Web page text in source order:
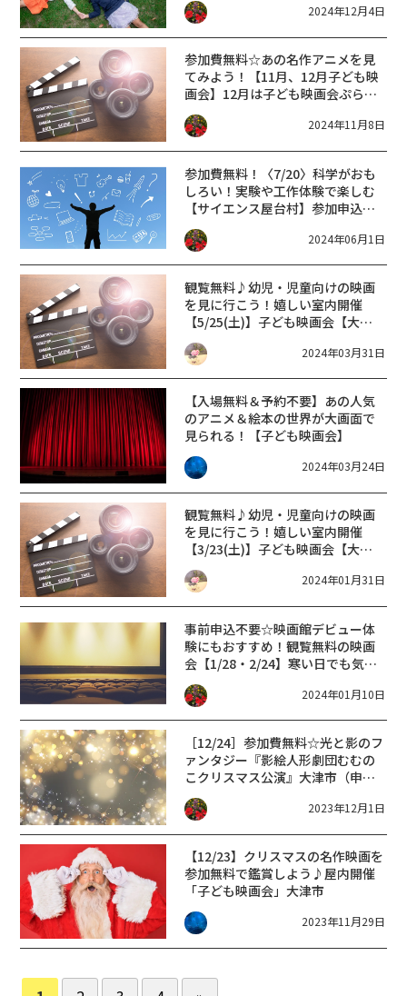
2024年12月4日
参加費無料☆あの名作アニメを見
てみよう！【11月、12月子ども映
画会】12月は子ども映画会ぷらす
でお楽しみ会も開催☆
2024年11月8日
参加費無料！〈7/20〉科学がおも
しろい！実験や工作体験で楽しむ
【サイエンス屋台村】参加申込み
始まっています！応募締切6/21ま
で
2024年06月1日
観覧無料♪幼児・児童向けの映画
を見に行こう！嬉しい室内開催
【5/25(土)】子ども映画会【大津
市】
2024年03月31日
【入場無料＆予約不要】あの人気
のアニメ＆絵本の世界が大画面で
見られる！【子ども映画会】
2024年03月24日
観覧無料♪幼児・児童向けの映画
を見に行こう！嬉しい室内開催
【3/23(土)】子ども映画会【大津
市】
2024年01月31日
事前申込不要☆映画館デビュー体
験にもおすすめ！観覧無料の映画
会【1/28・2/24】寒い日でも気軽
におでかけ♪
2024年01月10日
［12/24］参加費無料☆光と影のフ
ァンタジー『影絵人形劇団むむの
こクリスマス公演』大津市（申込
締切は12/8まで）
2023年12月1日
【12/23】クリスマスの名作映画を
参加無料で鑑賞しよう♪屋内開催
「子ども映画会」大津市
2023年11月29日